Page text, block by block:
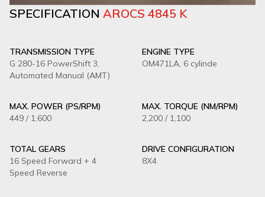
SPECIFICATION AROCS 4845 K
TRANSMISSION TYPE
G 280-16 PowerShift 3,
Automated Manual (AMT)
ENGINE TYPE
OM471LA, 6 cylinde
MAX. POWER (PS/RPM)
449 / 1,600
MAX. TORQUE (NM/RPM)
2,200 / 1,100
TOTAL GEARS
16 Speed Forward + 4
Speed Reverse
DRIVE CONFIGURATION
8X4